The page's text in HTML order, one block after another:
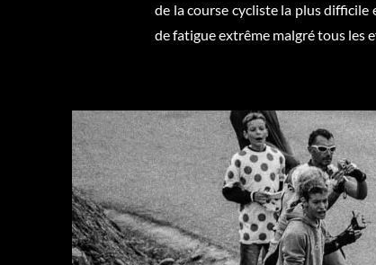
de la course cycliste la plus
de fatigue extrême malgré tous les